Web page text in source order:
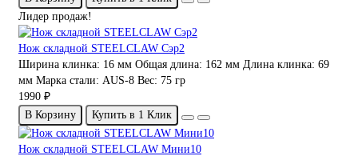
Лидер продаж!
Нож складной STEELCLAW Сэр2
Ширина клинка: 16 мм Общая длина: 162 мм Длина клинка: 69
мм Марка стали: AUS-8 Вес: 75 гр
1990 ₽
В Корзину
Купить в 1 Клик
Нож складной STEELCLAW Мини10